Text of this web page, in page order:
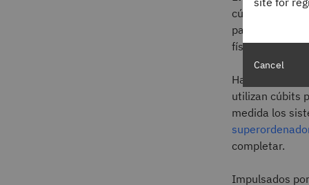
cúbits se
partículas
físico), como
Habilitados
utilizan cúbits
medida los
completar.
Impulsados
Cancel